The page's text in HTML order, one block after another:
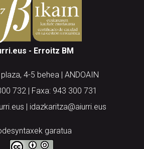
- Erroitz BM
4-5 behea | ANDOAIN
732 | Faxa: 943 300 731
| idazkaritza@aiurri.eus
garatua